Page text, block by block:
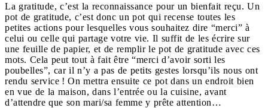
La gratitude, c’est la reconnaissance pour un bienfait reçu. Un
pot de gratitude, c’est donc un pot qui recense toutes les
petites actions pour lesquelles vous souhaitez dire “merci” à
celui ou celle qui partage votre vie. Il suffit de les écrire sur
une feuille de papier, et de remplir le pot de gratitude avec ces
mots. Cela peut tout à fait être “merci d’avoir sorti les
poubelles”, car il n’y a pas de petits gestes lorsqu’ils nous ont
rendu service ! On mettra ensuite ce pot dans un endroit bien
en vue de la maison, dans l’entrée ou la cuisine, avant
d’attendre que son mari/sa femme y prête attention…